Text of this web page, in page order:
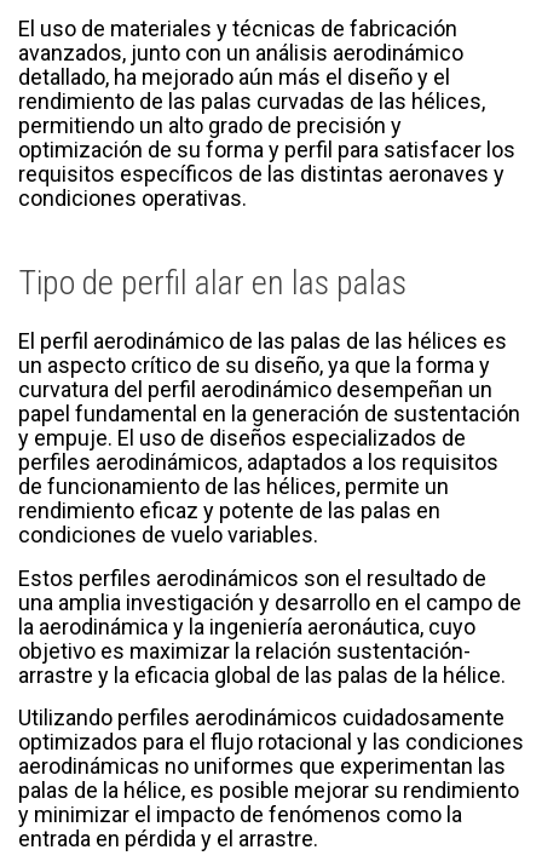
El uso de materiales y técnicas de fabricación
avanzados, junto con un análisis aerodinámico
detallado, ha mejorado aún más el diseño y el
rendimiento de las palas curvadas de las hélices,
permitiendo un alto grado de precisión y
optimización de su forma y perfil para satisfacer los
requisitos específicos de las distintas aeronaves y
condiciones operativas.
Tipo de perfil alar en las palas
El perfil aerodinámico de las palas de las hélices es
un aspecto crítico de su diseño, ya que la forma y
curvatura del perfil aerodinámico desempeñan un
papel fundamental en la generación de sustentación
y empuje. El uso de diseños especializados de
perfiles aerodinámicos, adaptados a los requisitos
de funcionamiento de las hélices, permite un
rendimiento eficaz y potente de las palas en
condiciones de vuelo variables.
Estos perfiles aerodinámicos son el resultado de
una amplia investigación y desarrollo en el campo de
la aerodinámica y la ingeniería aeronáutica, cuyo
objetivo es maximizar la relación sustentación-
arrastre y la eficacia global de las palas de la hélice.
Utilizando perfiles aerodinámicos cuidadosamente
optimizados para el flujo rotacional y las condiciones
aerodinámicas no uniformes que experimentan las
palas de la hélice, es posible mejorar su rendimiento
y minimizar el impacto de fenómenos como la
entrada en pérdida y el arrastre.